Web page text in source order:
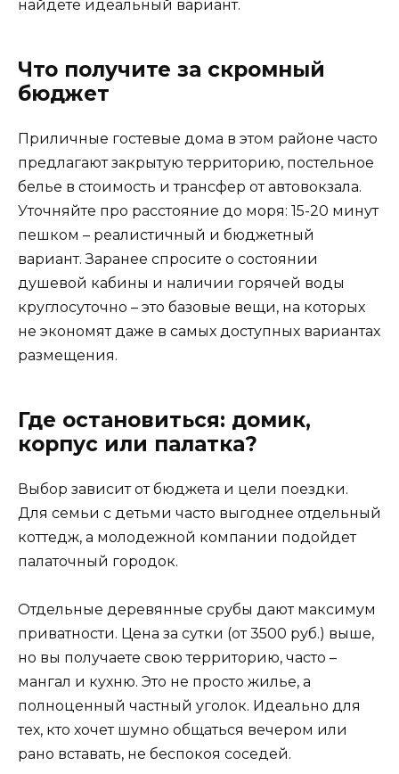
найдете идеальный вариант.
Что получите за скромный
бюджет
Приличные гостевые дома в этом районе часто
предлагают закрытую территорию, постельное
белье в стоимость и трансфер от автовокзала.
Уточняйте про расстояние до моря: 15-20 минут
пешком – реалистичный и бюджетный
вариант. Заранее спросите о состоянии
душевой кабины и наличии горячей воды
круглосуточно – это базовые вещи, на которых
не экономят даже в самых доступных вариантах
размещения.
Где остановиться: домик,
корпус или палатка?
Выбор зависит от бюджета и цели поездки.
Для семьи с детьми часто выгоднее отдельный
коттедж, а молодежной компании подойдет
палаточный городок.
Отдельные деревянные срубы дают максимум
приватности. Цена за сутки (от 3500 руб.) выше,
но вы получаете свою территорию, часто –
мангал и кухню. Это не просто жилье, а
полноценный частный уголок. Идеально для
тех, кто хочет шумно общаться вечером или
рано вставать, не беспокоя соседей.